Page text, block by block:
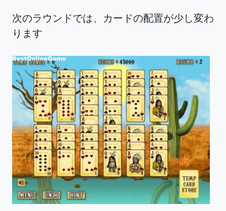
次のラウンドでは、カードの配置が少し変わ
ります